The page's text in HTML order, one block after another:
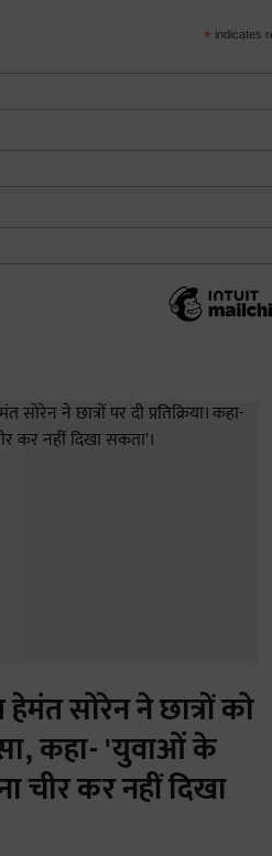
* indicates
सोरेन ने छात्रों को
कहा- 'युवाओं के
चीर कर नहीं दिखा